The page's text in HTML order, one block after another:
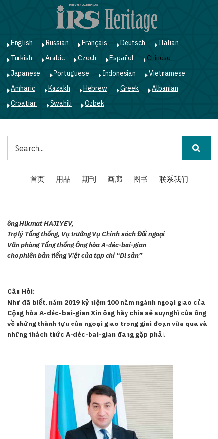
English Russian Français Deutsch
Italian
Turkish
Arabic Czech Español
Chinese
Japanese
Portuguese Indonesian
Vietnamese
Amharic
Kazakh Hebrew Greek
Albanian
Croatian
Swahili Ozbek
navigation
首页 用品 期刊 画廊 图书 联系我们
ông Hikmat HAJIYEV,
Trợ lý Tổng thống, Vụ trưởng Vụ Chính sách Đối ngoại
Văn phòng Tổng thống Ông hòa A-déc-bai-gian
cho phiên bản tiếng Việt của tạp chí “Di sản”
Câu Hỏi:
Như đã biết, năm 2019 kỷ niệm 100 năm ngành ngoại giao của
Cộng hòa A-déc-bai-gian Xin ông hãy chia sẻ suynghĩ của ông
về những thành tựu của ngoại giao trong giai đoạn vừa qua và
những thách thức A-déc-bai-gian đang gặp phải.